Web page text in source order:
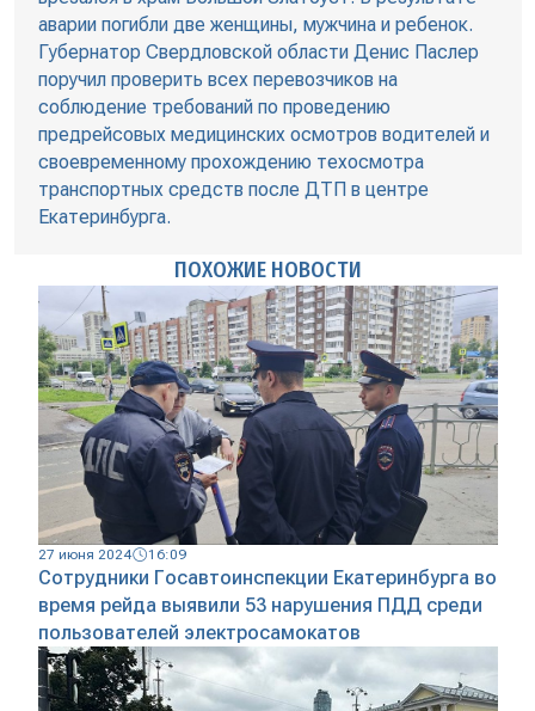
аварии погибли две женщины, мужчина и ребенок.
Губернатор Свердловской области Денис Паслер
поручил проверить всех перевозчиков на
соблюдение требований по проведению
предрейсовых медицинских осмотров водителей и
своевременному прохождению техосмотра
транспортных средств после ДТП в центре
Екатеринбурга.
ПОХОЖИЕ НОВОСТИ
27 июня 2024 16:09
Сотрудники Госавтоинспекции Екатеринбурга во
время рейда выявили 53 нарушения ПДД среди
пользователей электросамокатов